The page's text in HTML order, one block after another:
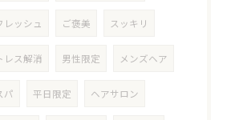
レッシュ ご褒美 スッキリ
レス解消 男性限定 メンズヘア
パ 平日限定 ヘアサロン